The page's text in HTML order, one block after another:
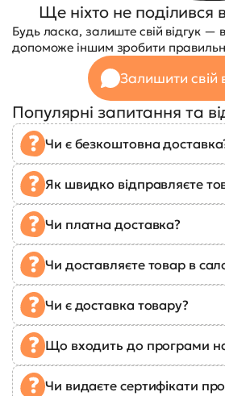
Ще ніхто не
Будь ласка, залиште свій відгук
допоможе іншим зробити
Залишити свій
Популярні запитання та
Чи є безкоштовна
Як швидко відправляєте
Чи платна доставка?
Чи доставляєте товар в
Чи є доставка товару?
Що входить до програми
Чи видаєте сертифікати